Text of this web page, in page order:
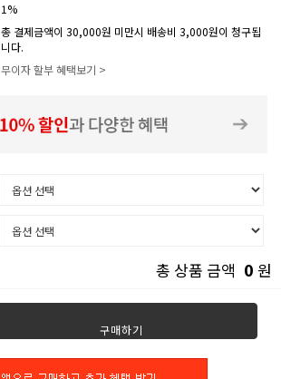
1%
총 결제금액이 30,000원 미만시 배송비 3,000원이 청구됩
니다.
무이자 할부 혜택보기 >
총 상품 금액 0 원
구매하기